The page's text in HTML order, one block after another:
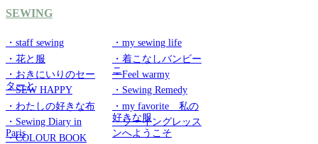
SEWING
・staff sewing
・my sewing life
・花と服
・着こなしバンビー
ニ
・おきにいりのセー
ターと
・Feel warmy
・SEW HAPPY
・Sewing Remedy
・わたしの好きな布
・my favorite 私の
好きな服
・Sewing Diary in
Paris
・ソーイングレッス
ンへようこそ
・COLOUR BOOK